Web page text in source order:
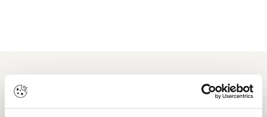
Nyhetsbrev